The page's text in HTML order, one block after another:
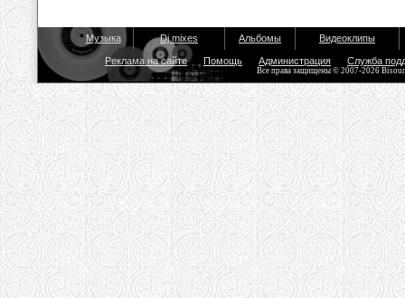
Музыка Dj mixes Альбомы Видеоклипы
Реклама на сайте Помощь Администрация Служба
Все права защищены © 2007-2026